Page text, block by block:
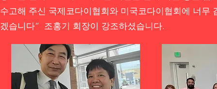
수고해 주신 국제코다이협회와 미국코다이협회에 너
겠습니다” 조홍기 회장이 강조하셨습니다.